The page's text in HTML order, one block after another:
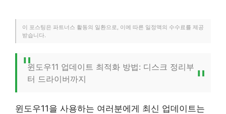
이 포스팅은 파트너스 활동의 일환으로, 이에 따른 일정액의 수수료를 제공
받습니다.
윈도우11 업데이트 최적화 방법: 디스크 정리부
터 드라이버까지
윈도우11을 사용하는 여러분에게 최신 업데이트는